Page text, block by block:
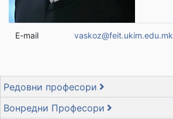
E-mail vaskoz@feit.ukim.edu.mk
Редовни професори
Вонредни Професори